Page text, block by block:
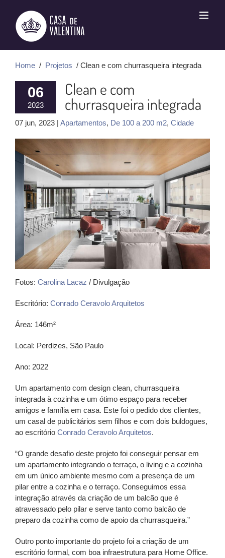
conteúdo
Home / Projetos / Clean e com churrasqueira integrada
06
2023
Clean e com
churrasqueira integrada
07 jun, 2023 | Apartamentos, De 100 a 200 m2, Cidade
Fotos: Carolina Lacaz / Divulgação
Escritório: Conrado Ceravolo Arquitetos
Área: 146m²
Local: Perdizes, São Paulo
Ano: 2022
Um apartamento com design clean, churrasqueira
integrada à cozinha e um ótimo espaço para receber
amigos e família em casa. Este foi o pedido dos clientes,
um casal de publicitários sem filhos e com dois buldogues,
ao escritório Conrado Ceravolo Arquitetos.
“O grande desafio deste projeto foi conseguir pensar em
um apartamento integrando o terraço, o living e a cozinha
em um único ambiente mesmo com a presença de um
pilar entre a cozinha e o terraço. Conseguimos essa
integração através da criação de um balcão que é
atravessado pelo pilar e serve tanto como balcão de
preparo da cozinha como de apoio da churrasqueira.”
Outro ponto importante do projeto foi a criação de um
escritório formal, com boa infraestrutura para Home Office.